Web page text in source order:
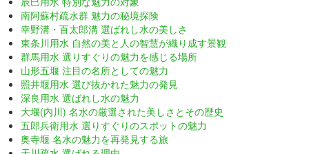
南阿蘇村疏水群 魅力の秘境探険
幸野溝・百太郎溝 選ばれし水の美しさ
東条川用水 自然の美と人の智慧が織り成す景観
群馬用水 選りすぐりの魅力を感じる場所
山形五堰 注目の名所としての魅力
照井堰用水 選び抜かれた魅力の発見
深良用水 選ばれし水の魅力
大堰(内川) 名水の厳選された美しさとその歴史
五郎兵衛用水 選りすぐりのスポットの魅力
奥寺堰 名水の魅力を再発見する旅